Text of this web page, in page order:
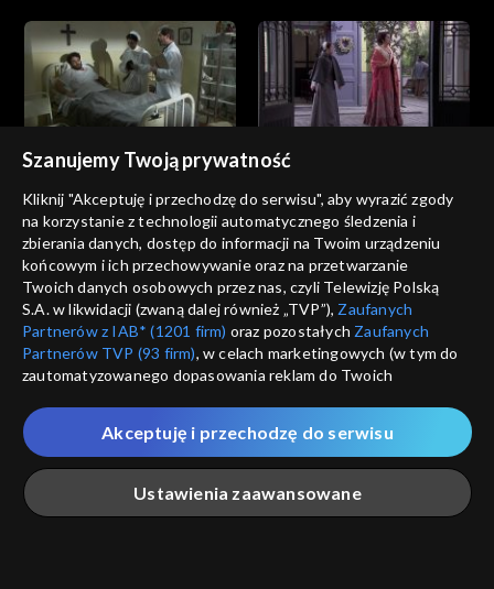
Akacjowa 38
Akacjowa 38
Akacjowa 38
odc. 790
Akacjowa 38
odc. 789
Szanujemy Twoją prywatność
Kliknij "Akceptuję i przechodzę do serwisu", aby wyrazić zgody
na korzystanie z technologii automatycznego śledzenia i
zbierania danych, dostęp do informacji na Twoim urządzeniu
końcowym i ich przechowywanie oraz na przetwarzanie
Twoich danych osobowych przez nas, czyli Telewizję Polską
S.A. w likwidacji (zwaną dalej również „TVP”), Zaufanych
Partnerów z IAB* (1201 firm) oraz pozostałych Zaufanych
Partnerów TVP (93 firm), w celach marketingowych (w tym do
zautomatyzowanego dopasowania reklam do Twoich
które wskazujemy poniżej, a także zgody na udostępnianie
przez nas identyfikatora PPID do Google.
Twoje dane osobowe zbierane podczas odwiedzania przez
Ciebie naszych
poszczególnych serwisówzwanych dalej
„Portalem”, w tym informacje zapisywane za pomocą
Ustawienia zaawansowane
Akceptuję i przechodzę do serwisu